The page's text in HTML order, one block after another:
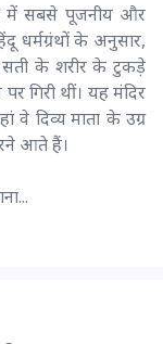
में सबसे पूजनीय और
धर्मग्रंथों के अनुसार,
सती के शरीर के टुकड़े
गिरी थीं। यह मंदिर
वे दिव्य माता के उग्र
आते हैं।